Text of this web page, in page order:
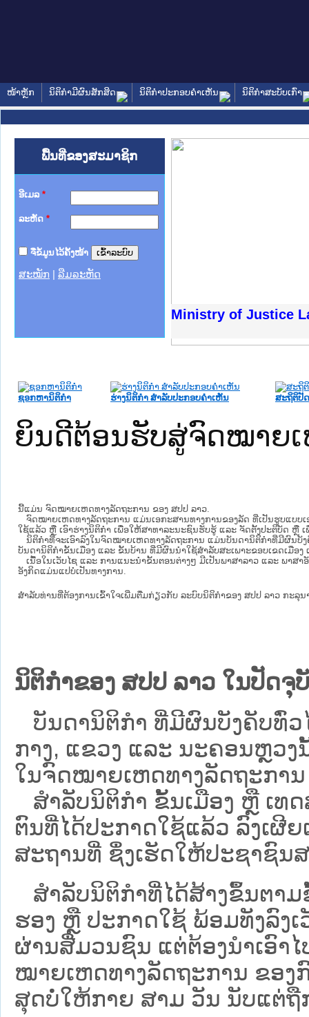
ໜ້າຫຼັກ ນິຕິກໍາມີຜົນສັກສິດ ນິຕິກໍາປະກອບຄໍາເຫັນ ນິຕິກໍາສະບັບເກົ່າ
ພື້ນທີ່ຂອງສະມາຊິກ
ອີເມລ *
ລະຫັດ *
ຈື່ຂໍ້ມູນໄວ້ຄັ້ງໜ້າ
ສະໝັກ ລືມລະຫັດ
Ministry of Justice
ຊາຊົນ ພາກເໜືອ
ການ
ກາງ
ກໃຕ້
ນຕຳຫຼວດປະຊາຊົນ
ສັນຕິບານປະຊາຊົນ
ກເໜືອ
ຊາຊົນ ພາກກາງ
ຊອກຫານິຕິກໍາ ຮ່າງນິຕິກໍາ ສໍາລັບປະກອບຄໍາເຫັນ ສະຖິຕິປັ
ຍິນດີຕ້ອນຮັບສູ່ຈົດໝາຍເ
ນີ້ແມ່ນ ຈົດໝາຍເຫດທາງລັດຖະການ ຂອງ ສປປ ລາວ.
ຈົດໝາຍເຫດທາງລັດຖະການ ແມ່ນ​ເອ​ກະ​ສານ​ທາງ​ການ​ຂອງ​ລັດ ທີ່​ເປັນ​ຮູບ​ແບບ​
ໃຊ້ແລ້ວ ຫຼື ເອົາຮ່າງນິຕິກໍາ ເພື່ອໃຫ້​ສາ​ທາ​ລະ​ນະ​ຊົນ​ຮັບ​ຮູ້ ແລະ ຈັດ​ຕັ້ງ​ປະ​ຕິ​ບັດ ຫຼື
ນິ​ຕິ​ກຳ​ທີ່​ຈະ​ເອົາ​ລົງ​ໃນ​ຈົດ​ໝາຍ​ເຫດ​ທາງ​ລັດ​ຖະ​ການ ​ແມ່ນ​ບັນ​ດາ​ນິ​ຕິ​ກຳ​ທີ່​ມີ​ຜົນ​ບັ
ບັນ​ດານິ​ຕິ​ກຳ​ຂັ້ນ​ເມືອງ ແລະ ຂັ້ນ​ບ້ານ ​ທີ່​ມີ​ຜົນ​ນຳ​ໃຊ້​ສຳ​ລັບ​ສະ​ເພາະ​ຂອບ​ເຂດ​ເມືອງ
ເນື້ອໃນ​ເວັບ​ໄຊ​ ແລະ ການແນະນໍາຂັ້ນຕອນຕ່າງໆ ມີເປັນພາສາລາວ ແລະ ພາສ
ອັງກິດແມ່ນແປບໍ່ເປັນທາງການ.
ສໍາລັບທ່ານທີ່ຕ້ອງການເຂົ້າໃຈເພີ່ມຕື່ມກ່ຽວກັບ ລະບົບນິຕິກຳຂອງ ສປປ ລາວ ກະລຸນ
ນິຕິກຳຂອງ ສປປ ລາວ ໃນປັດ
ບັນດານິຕິກໍາ ທີ່ມີຜົນບັງຄັບທົ່
ກາງ, ແຂວງ ແລະ ນະຄອນຫຼວ
ໃນຈົດໝາຍເຫດທາງລັດຖະການ
ສຳລັບນິ​ຕິ​ກຳ ຂັ້ນເມືອງ ຫຼື ເທ
ຕົນທີ່ໄດ້ປະກາດໃຊ້ແລ້ວ ລົງ​ເຜີ
ສະຖານທີ່ ຊຶ່ງເຮັດໃຫ້ປະຊາຊົນສ
ສໍາລັບນິຕິກໍາທີ່ໄດ້ສ້າງຂຶ້ນຕາ
ຮອງ ຫຼື ປະກາດໃຊ້ ພ້ອມທັງລົງ
ຜ່ານສື່ມວນຊົນ ແຕ່ຕ້ອງນໍາເອົາ
ໝາຍ​ເຫດ​ທາງ​ລັດ​ຖະ​ການ​ ຂອ
ສຸດບໍ່ໃຫ້ກາຍ ສາມ ວັນ ນັບແຕ່ຖື